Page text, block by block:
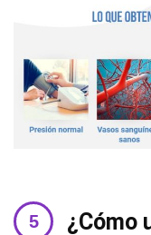
¿Cómo